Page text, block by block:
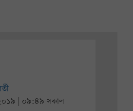
| ০৯:৪৯ সকাল